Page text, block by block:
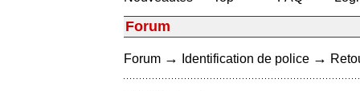
Forum
Forum → Identification de police →